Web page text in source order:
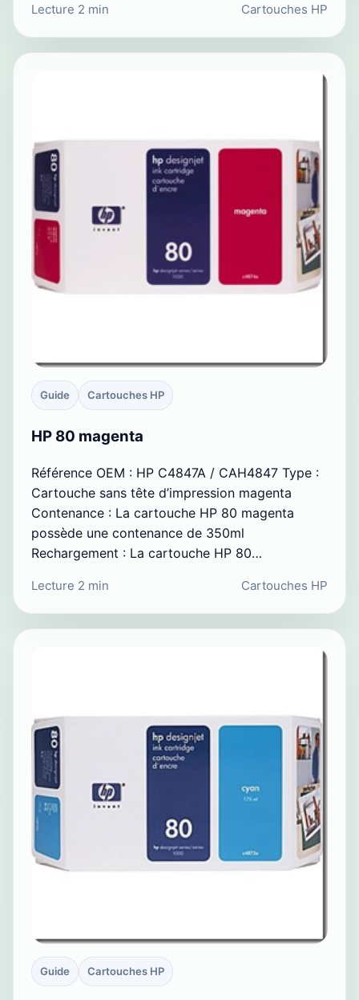
Lecture 2 min Cartouches HP
Guide Cartouches HP
HP 80 magenta
Référence OEM : HP C4847A / CAH4847 Type :
Cartouche sans tête d’impression magenta
Contenance : La cartouche HP 80 magenta
possède une contenance de 350ml
Rechargement : La cartouche HP 80…
Lecture 2 min Cartouches HP
Guide Cartouches HP